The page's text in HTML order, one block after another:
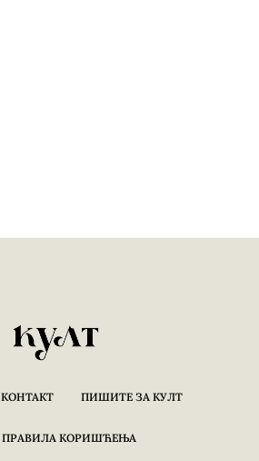
КОНТАКТ ПИШИТЕ ЗА КУЛТ
ПРАВИЛА КОРИШЋЕЊА